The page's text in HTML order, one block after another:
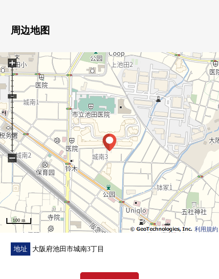
0 能有效活用空白的L字型的厨房
有户外运动Court的多种多样的共用设施
0 请一定询问
周边地图
利用規約
100 m
+
−
地址 大阪府池田市城南3丁目